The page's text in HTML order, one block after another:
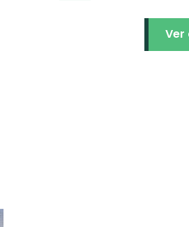
Ver